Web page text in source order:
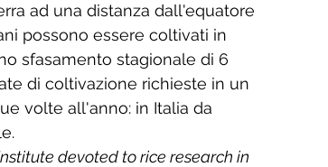
ad una distanza dall'equatore
possono essere coltivati in
sfasamento stagionale di 6
di coltivazione richieste in un
volte all'anno: in Italia da
devoted to rice research in